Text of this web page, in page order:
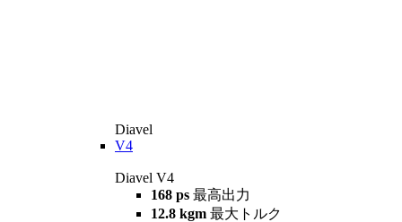
Diavel
V4
Diavel V4
168 ps 最高出力
12.8 kgm 最大トルク